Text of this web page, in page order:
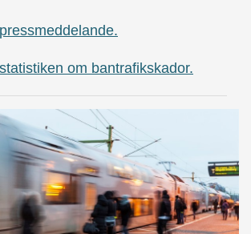
om bantrafikskador.